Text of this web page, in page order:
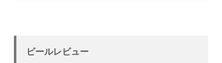
ビールレビュー